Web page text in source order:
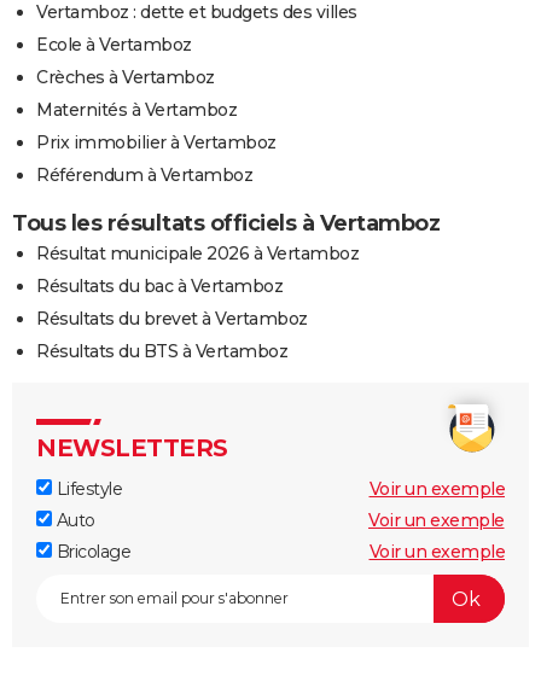
Vertamboz : dette et budgets des villes
Ecole à Vertamboz
Crèches à Vertamboz
Maternités à Vertamboz
Prix immobilier à Vertamboz
Référendum à Vertamboz
Tous les résultats officiels à Vertamboz
Résultat municipale 2026 à Vertamboz
Résultats du bac à Vertamboz
Résultats du brevet à Vertamboz
Résultats du BTS à Vertamboz
NEWSLETTERS
Lifestyle
Voir un exemple
Auto
Voir un exemple
Bricolage
Voir un exemple